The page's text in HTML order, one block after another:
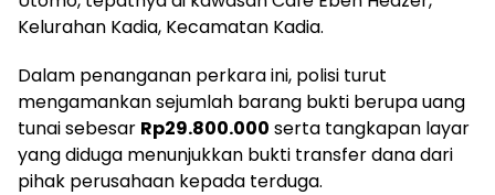
Kelurahan Kadia, Kecamatan Kadia.
Dalam penanganan perkara ini, polisi turut
mengamankan sejumlah barang bukti berupa uang
tunai sebesar Rp29.800.000 serta tangkapan layar
yang diduga menunjukkan bukti transfer dana dari
pihak perusahaan kepada terduga.